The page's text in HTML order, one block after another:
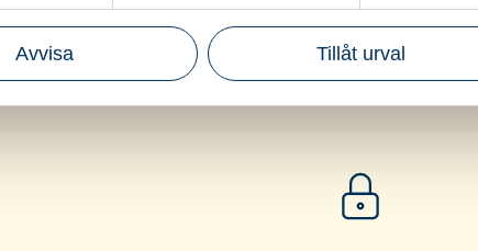
Avvisa Tillåt urval